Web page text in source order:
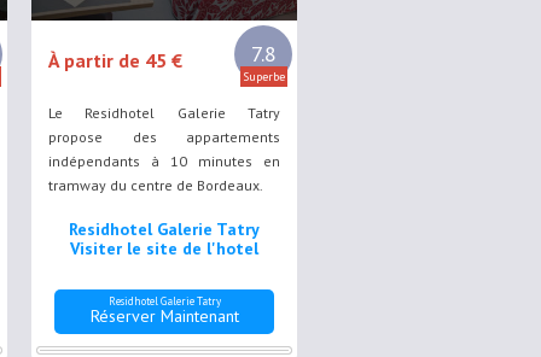
7.8
Superbe
À partir de 45 €
Le Residhotel Galerie Tatry
propose des appartements
indépendants à 10 minutes en
tramway du centre de Bordeaux.
Residhotel Galerie Tatry
Visiter le site de l'hotel
Residhotel Galerie Tatry
Réserver Maintenant